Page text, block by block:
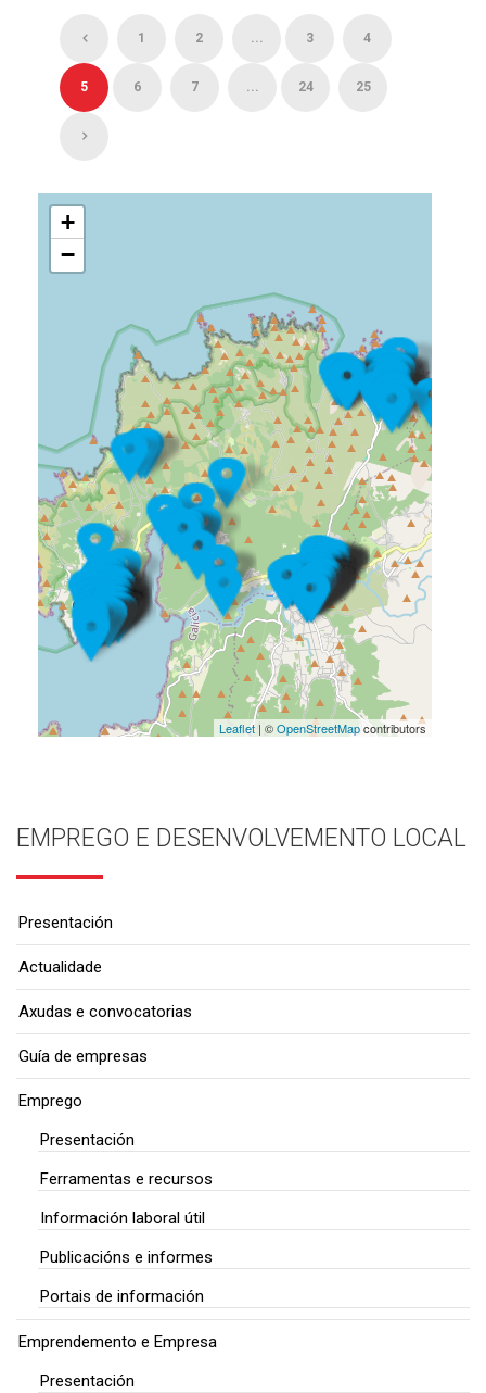
1 2 ... 3 4
5 6 7 ... 24 25
+
−
Leaflet| ©OpenStreetMapcontributors
EMPREGO E DESENVOLVEMENTO LOCAL
Presentación
Actualidade
Axudas e convocatorias
Guía de empresas
Emprego
Presentación
Ferramentas e recursos
Información laboral útil
Publicacións e informes
Portais de información
Emprendemento e Empresa
Presentación